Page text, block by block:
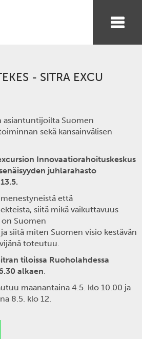
- SITRA EXCU
asiantuntijoilta Suomen
sekä kansainvälisen
Innovaatiorahoituskeskus
juhlarahasto
että
siitä mikä vaikuttavuus
Suomen
siitä miten Suomen visio kestävän
toteutuu.
tiloissa Ruoholahdessa
alkaen.
maanantaina 4.5. klo 10.00 ja
8.5. klo 12.